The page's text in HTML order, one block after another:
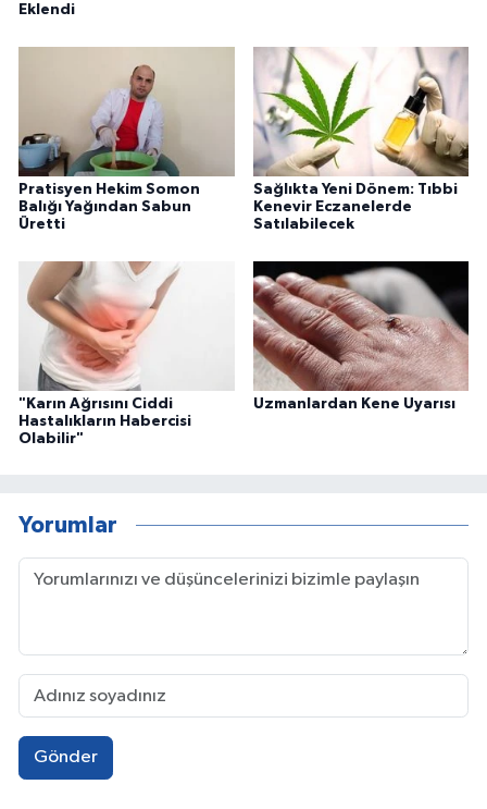
Eklendi
Pratisyen Hekim Somon
Balığı Yağından Sabun
Üretti
Sağlıkta Yeni Dönem: Tıbbi
Kenevir Eczanelerde
Satılabilecek
"Karın Ağrısını Ciddi
Hastalıkların Habercisi
Olabilir"
Uzmanlardan Kene Uyarısı
Yorumlar
Gönder